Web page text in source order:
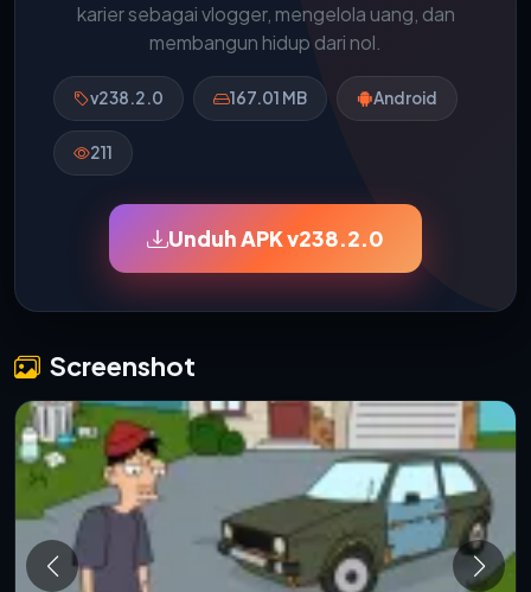
karier sebagai vlogger, mengelola uang, dan
membangun hidup dari nol.
v238.2.0 167.01 MB Android
211
Unduh APK v238.2.0
Screenshot